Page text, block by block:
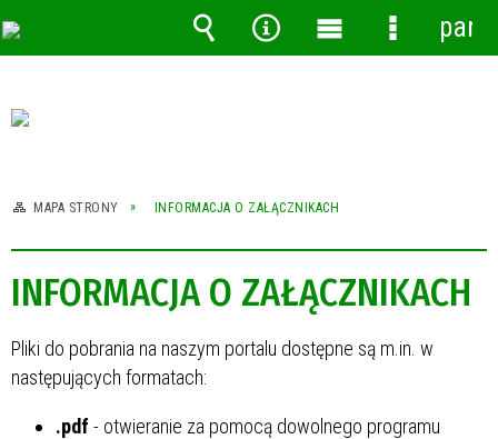
MAPA STRONY INFORMACJA O ZAŁĄCZNIKACH
INFORMACJA O ZAŁĄCZNIKACH
Pliki do pobrania na naszym portalu dostępne są m.in. w
następujących formatach:
.pdf - otwieranie za pomocą dowolnego programu
Wyszukiwarka
Narzędzia
MenuMenu